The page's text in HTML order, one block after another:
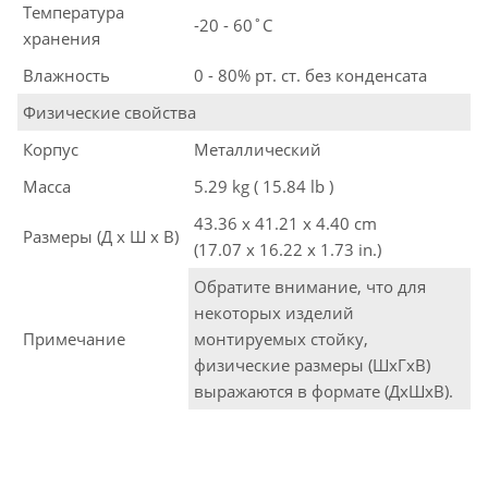
Температура
хранения
-20 - 60˚C
Влажность
0 - 80% рт. ст. без конденсата
Физические свойства
Корпус
Металлический
Масса
5.29 kg ( 15.84 lb )
Размеры (Д х Ш х В)
43.36 x 41.21 x 4.40 cm
(17.07 x 16.22 x 1.73 in.)
Примечание
Обратите внимание, что для
некоторых изделий
монтируемых стойку,
физические размеры (ШxГxВ)
выражаются в формате (ДxШxВ).